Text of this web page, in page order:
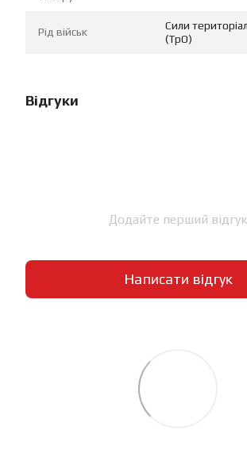
Рід військ
Сили
(ТрО)
Відгуки
Додайте перший відгук
Написати відгук